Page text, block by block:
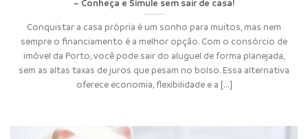
– Conheça e Simule sem sair de casa!
Conquistar a casa própria é um sonho para muitos, mas nem
sempre o financiamento é a melhor opção. Com o consórcio de
imóvel da Porto, você pode sair do aluguel de forma planejada,
sem as altas taxas de juros que pesam no bolso. Essa alternativa
oferece economia, flexibilidade e a [...]